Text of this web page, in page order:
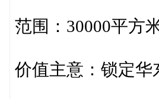
范围：30000平方
价值主意：锁定